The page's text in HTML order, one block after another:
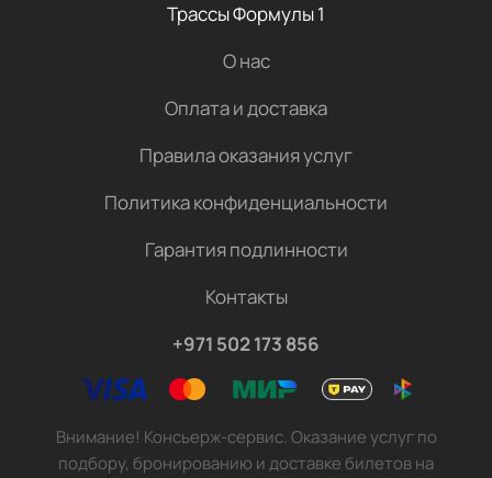
Трассы Формулы 1
О нас
Оплата и доставка
Правила оказания услуг
Политика конфиденциальности
Гарантия подлинности
Контакты
+971 502 173 856
Внимание! Консьерж-сервис. Оказание услуг по
подбору, бронированию и доставке билетов на